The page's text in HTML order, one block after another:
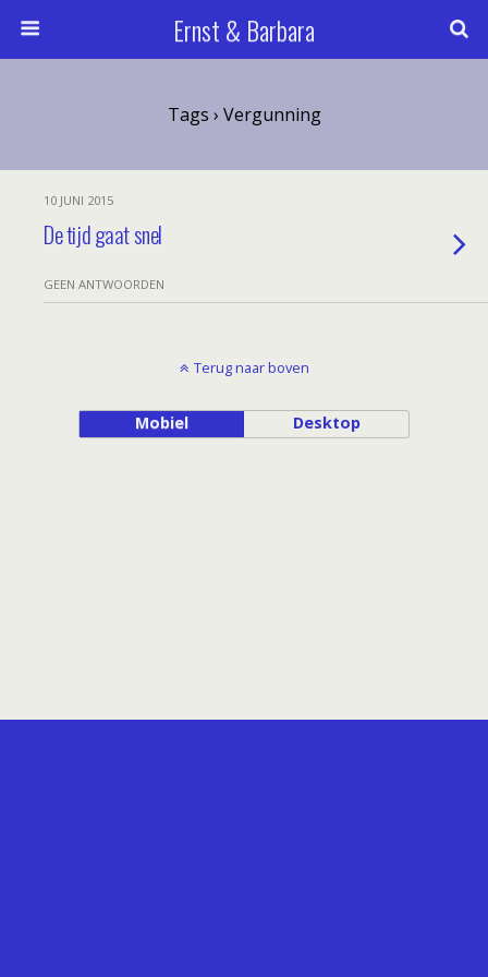
Ernst & Barbara
Tags › Vergunning
10 JUNI 2015
De tijd gaat snel
GEEN ANTWOORDEN
Terug naar boven
Mobiel Desktop